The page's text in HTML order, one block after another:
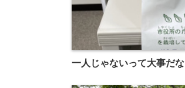
一人じゃないって大事だな